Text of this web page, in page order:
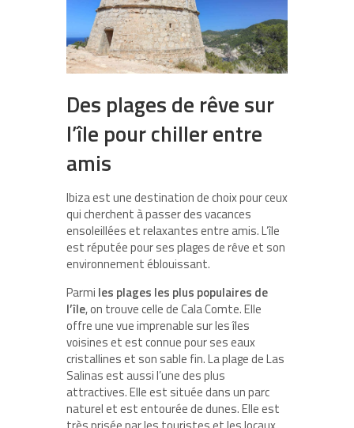
Des plages de rêve sur
l’île pour chiller entre
amis
Ibiza est une destination de choix pour ceux
qui cherchent à passer des vacances
ensoleillées et relaxantes entre amis. L’île
est réputée pour ses plages de rêve et son
environnement éblouissant.
Parmi les plages les plus populaires de
l’île, on trouve celle de Cala Comte. Elle
offre une vue imprenable sur les îles
voisines et est connue pour ses eaux
cristallines et son sable fin. La plage de Las
Salinas est aussi l’une des plus
attractives. Elle est située dans un parc
naturel et est entourée de dunes. Elle est